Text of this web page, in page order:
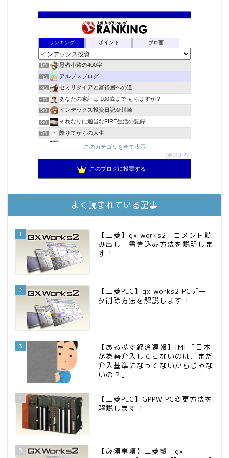
ランキング ポイント ブロ画
1位 愚者小路の400字
2位 アルプスブログ
3位 セミリタイアと富裕層への道
4位 あなたの家計は 100歳まで もちますか？
5位 インデックス投資日記＠川崎
6位 それなりに適当なFIRE生活の記録
7位 降りてからの人生
2023年(46歳)FIRE！！！＠20XX年FIRE！！！
スパコンSEが効率的投資で一家セミリタイアするブログ
11位 MBAのインデックス投資日記
庶民的家族がインデックス投資でセミリタイア目指してみた
このカテゴリを全て表示
参加する
このブログに投票する
よく読まれている記事
1
【三菱】gx works2 コメント読
み出し 書き込み方法を説明しま
す！
2
【三菱PLC】gx works2 PCデー
タ削除方法を解説します！
3
【あるぷす経済遅報】IMF「日本
が為替介入してこないのは、まだ
介入基準になってないからじゃな
いの？」
4
【三菱PLC】GPPW PC変更方法を
解説します！
5
【必須事項】三菱製 gx